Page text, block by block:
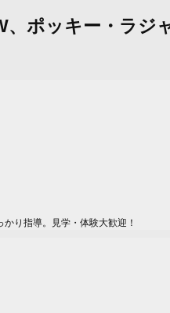
ポッキー・ラジ
り指導。見学・体験大歓迎！